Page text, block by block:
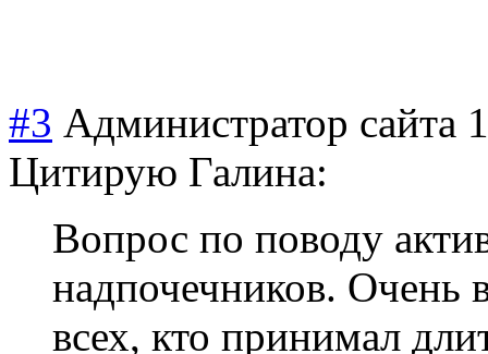
#3 Администратор сайта
Цитирую Галина:
Вопрос по поводу
надпочечников. Очень
всех, кто принимал